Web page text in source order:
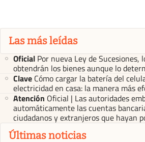
Las más leídas
Oficial Por nueva Ley de Sucesiones,
obtendrán los bienes aunque lo
Clave Cómo cargar la batería del
electricidad en casa: la manera más
Atención Oficial | Las autoridades
automáticamente las cuentas
ciudadanos y extranjeros que hayan
Últimas noticias